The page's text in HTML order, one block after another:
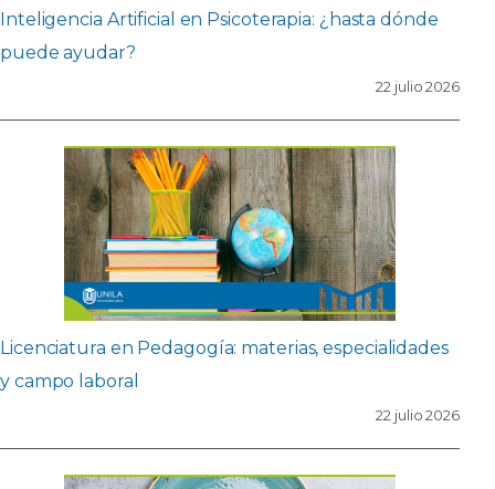
Inteligencia Artificial en Psicoterapia: ¿hasta dónde
puede ayudar?
22 julio 2026
Licenciatura en Pedagogía: materias, especialidades
y campo laboral
22 julio 2026